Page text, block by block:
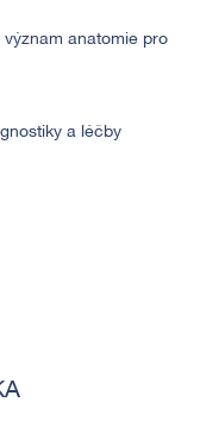
anatomie pro
a léčby